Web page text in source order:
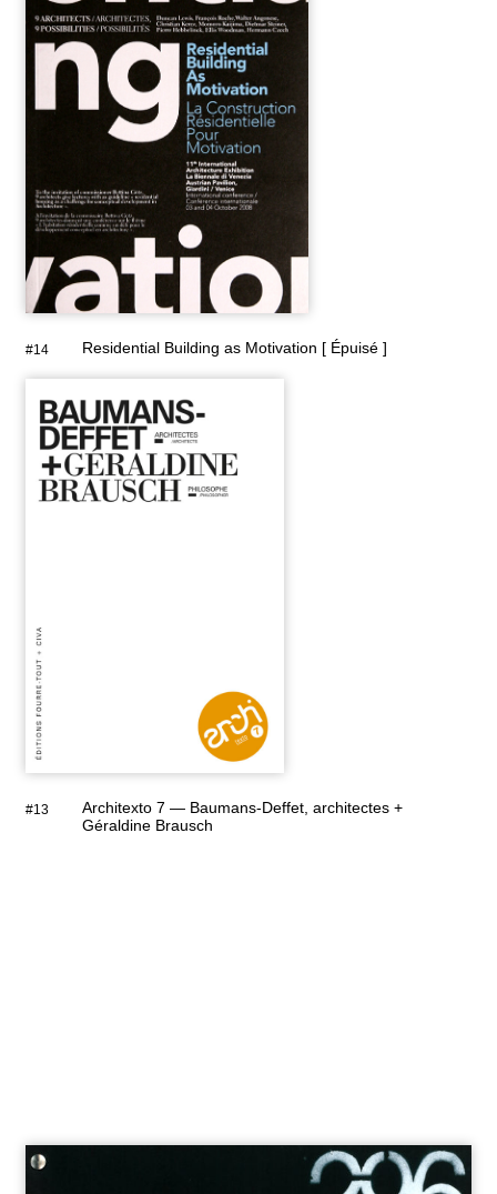
#14 Residential Building as Motivation [ Épuisé ]
#13
Architexto 7 — Baumans-Deffet, architectes +
Géraldine Brausch